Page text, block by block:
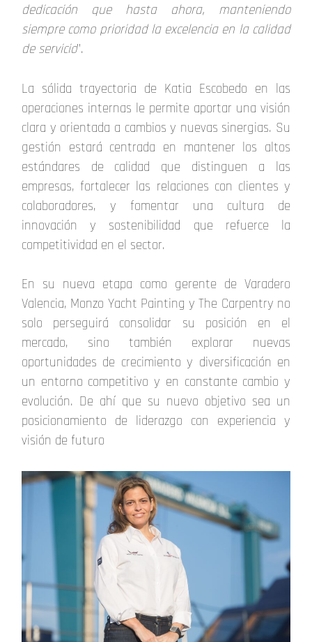
dedicación que hasta ahora, manteniendo
siempre como prioridad la excelencia en la calidad
de servicio”.
La sólida trayectoria de Katia Escobedo en las
operaciones internas le permite aportar una visión
clara y orientada a cambios y nuevas sinergias. Su
gestión estará centrada en mantener los altos
estándares de calidad que distinguen a las
empresas, fortalecer las relaciones con clientes y
colaboradores, y fomentar una cultura de
innovación y sostenibilidad que refuerce la
competitividad en el sector.
En su nueva etapa como gerente de Varadero
Valencia, Monzo Yacht Painting y The Carpentry no
solo perseguirá consolidar su posición en el
mercado, sino también explorar nuevas
oportunidades de crecimiento y diversificación en
un entorno competitivo y en constante cambio y
evolución. De ahí que su nuevo objetivo sea un
posicionamiento de liderazgo con experiencia y
visión de futuro